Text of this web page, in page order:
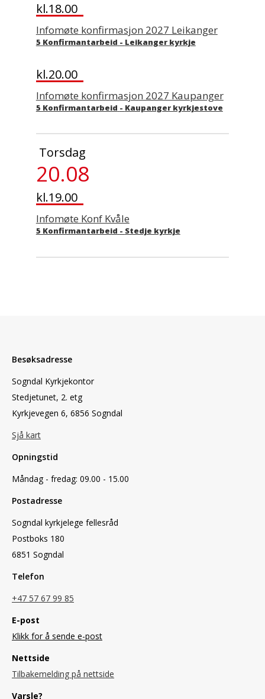
kl.18.00
Infomøte konfirmasjon 2027 Leikanger
5 Konfirmantarbeid - Leikanger kyrkje
kl.20.00
Infomøte konfirmasjon 2027 Kaupanger
5 Konfirmantarbeid - Kaupanger kyrkjestove
Torsdag
20.08
kl.19.00
Infomøte Konf Kvåle
5 Konfirmantarbeid - Stedje kyrkje
Besøksadresse
Sogndal Kyrkjekontor
Stedjetunet, 2. etg
Kyrkjevegen 6, 6856 Sogndal
Sjå kart
Opningstid
Måndag - fredag: 09.00 - 15.00
Postadresse
Sogndal kyrkjelege fellesråd
Postboks 180
6851 Sogndal
Telefon
+47 57 67 99 85
E-post
Klikk for å sende e-post
Nettside
Tilbakemelding på nettside
Varsle?